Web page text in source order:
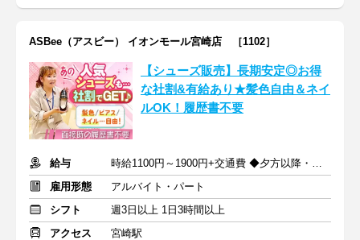
ASBee（アスビー） イオンモール宮崎店 ［1102］
【シューズ販売】長期安定◎お得
な社割&有給あり★髪色自由＆ネイ
ルOK！履歴書不要
給与
時給1100円～1900円+交通費 ◆夕方以降・日祝加給あり！
雇用形態
アルバイト・パート
シフト
週3日以上 1日3時間以上
アクセス
宮崎駅